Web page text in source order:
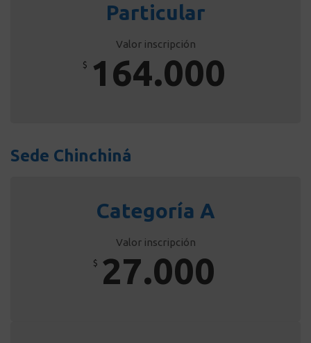
Particular
Valor inscripción
$ 164.000
Sede Chinchiná
Categoría A
Valor inscripción
$ 27.000